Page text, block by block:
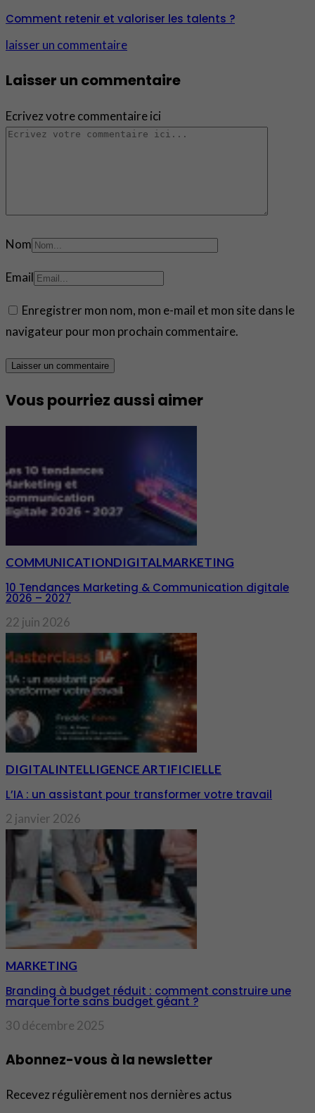
Comment retenir et valoriser les talents ?
laisser un commentaire
Laisser un commentaire
Ecrivez votre commentaire ici
Nom
Email
Enregistrer mon nom, mon e-mail et mon site dans le
navigateur pour mon prochain commentaire.
Vous pourriez aussi aimer
COMMUNICATIONDIGITALMARKETING
10 Tendances Marketing & Communication digitale
2026 – 2027
22 juin 2026
DIGITALINTELLIGENCE ARTIFICIELLE
L’IA : un assistant pour transformer votre travail
2 janvier 2026
MARKETING
Branding à budget réduit : comment construire une
marque forte sans budget géant ?
30 décembre 2025
Abonnez-vous à la newsletter
Recevez régulièrement nos dernières actus